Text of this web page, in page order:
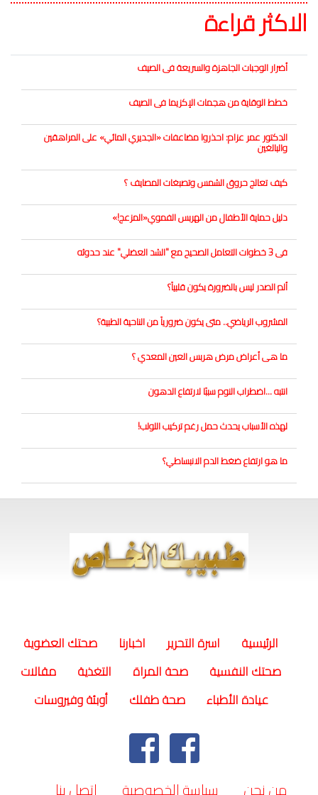
الاكثر قراءة
أضرار‭ ‬الوجبات‭ ‬الجاهزة‭ ‬والسريعة‭ ‬فى‭ ‬الصيف
خطط‭ ‬الوقاية‭ ‬من‭ ‬هجمات‭ ‬الإكزيما‭ ‬فى‭ ‬الصيف
الدكتور‭ ‬عمر‭ ‬عزام‭ :‬احذروا مضاعفات «الجديري المائي» على المراهقين
والبالغين
كيف تعالج حروق الشمس وتصبغات المصايف ؟
دليل‭ ‬حماية‭ ‬الأطفال‭ ‬من‭ ‬الهربس‭ ‬الفموي‮«‬المزعج‮»‬‭!‬
فى 3 خطوات التعامل الصحيح مع "الشد العضلي" عند حدوثه
ألم الصدر ليس بالضرورة يكون قلبياً؟
المشروب الرياضي.. متى يكون ضرورياً من الناحية الطبية؟
ما هى أعراض مرض هربس العين المعدي ؟
انتبه ...اضطراب النوم سببًا لارتفاع الدهون
لهذه الأسباب يحدث حمل رغم تركيب اللولب!
ما هو ارتفاع ضغط الدم الانبساطي؟
الرئيسية اسرة التحرير اخبارنا
صحتك العضوية
صحتك النفسية
صحة المراة التغذية
مقالات
عيادة الأطباء
صحة طفلك أوبئة وفيروسات
من نحن سياسة الخصوصية اتصل بنا